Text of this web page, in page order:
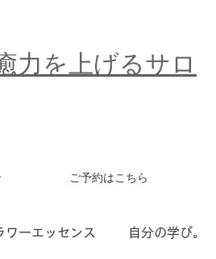
力を上げるサロ
ご予約はこちら
ワーエッセンス 自分の学び。